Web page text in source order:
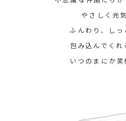
やさしく元
ふんわり、しっ
包み込んでくれ
いつのまにか笑